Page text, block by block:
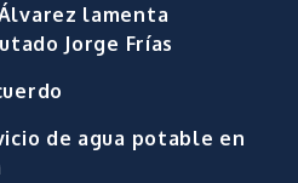
lamenta
Jorge Frías
de agua potable en